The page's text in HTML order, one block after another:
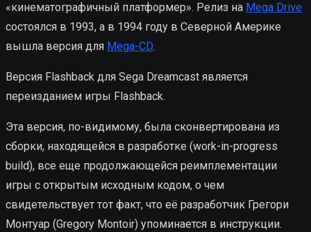
«кинематографичный платформер». Релиз на Mega Drive
состоялся в 1993, а в 1994 году в Северной Америке
вышла версия для Mega-CD.
Версия Flashback для Sega Dreamcast является
переизданием игры Flashback.
Эта версия, по-видимому, была сконвертирована из
сборки, находящейся в разработке (work-in-progress
build), все еще продолжающейся реимплементации
игры с открытым исходным кодом, о чем
свидетельствует тот факт, что её разработчик Грегори
Монтуар (Gregory Montoir) упоминается в инструкции.